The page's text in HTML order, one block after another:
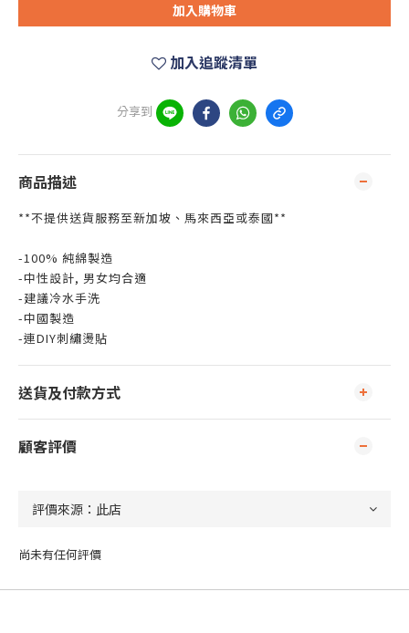
加入購物車
加入追蹤清單
分享到
商品描述
**不提供送貨服務至新加坡、馬來西亞或泰國**
-100% 純綿製造
-中性設計, 男女均合適
-建議冷水手洗
-中國製造
-連DIY刺繡燙貼
送貨及付款方式
顧客評價
尚未有任何評價